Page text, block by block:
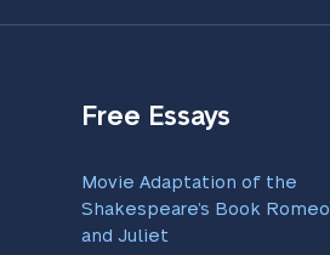
Free Essays
Movie Adaptation of the
Shakespeare’s Book Romeo
and Juliet